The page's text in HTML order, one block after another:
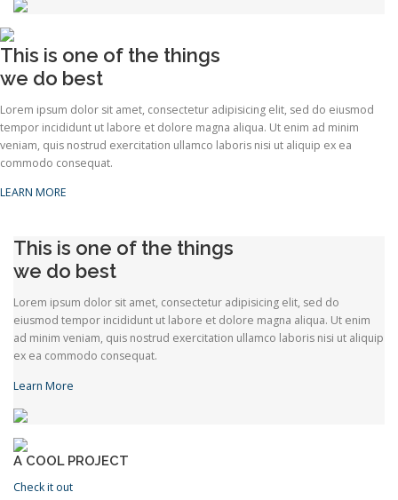
This is one of the things
we do best
Lorem ipsum dolor sit amet, consectetur adipisicing elit, sed do eiusmod
tempor incididunt ut labore et dolore magna aliqua. Ut enim ad minim
veniam, quis nostrud exercitation ullamco laboris nisi ut aliquip ex ea
commodo consequat.
LEARN MORE
This is one of the things
we do best
Lorem ipsum dolor sit amet, consectetur adipisicing elit, sed do
eiusmod tempor incididunt ut labore et dolore magna aliqua. Ut enim
ad minim veniam, quis nostrud exercitation ullamco laboris nisi ut aliquip
ex ea commodo consequat.
Learn More
A COOL PROJECT
Check it out